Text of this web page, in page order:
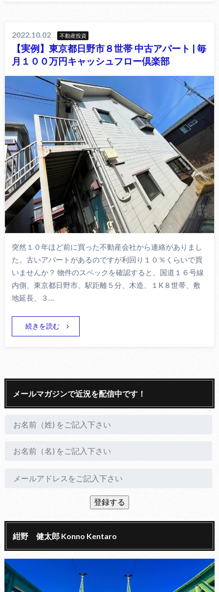
2022.10.02 不動産投資
【実例】東京都日野市８世帯 中古アパート | 毎
月１００万円キャッシュフロー倶楽部
突然１０年ほど前に買った不動産会社から連絡がありまし
た。古いアパートがあるのですが利回り１０％くらいで買
いませんか？ 物件のスペックを確認すると、国道１６号線
内側、東京都日野市、駅距離５分、木造、１K８世帯、敷
地延長、３…
続きを読む
メールマガジンで近況を配信中です！
紺野 健太郎 Konno Kentaro